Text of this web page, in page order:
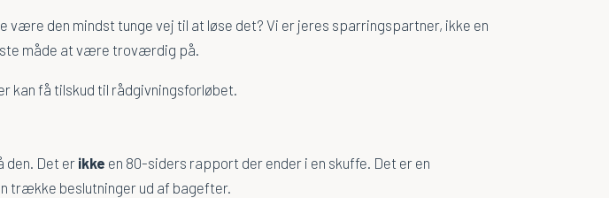
være den mindst tunge vej til at løse det? Vi er jeres sparringspartner, ikke en
måde at være troværdig på.
kan få tilskud til rådgivningsforløbet.
den. Det er ikke en 80-siders rapport der ender i en skuffe. Det er en
trække beslutninger ud af bagefter.